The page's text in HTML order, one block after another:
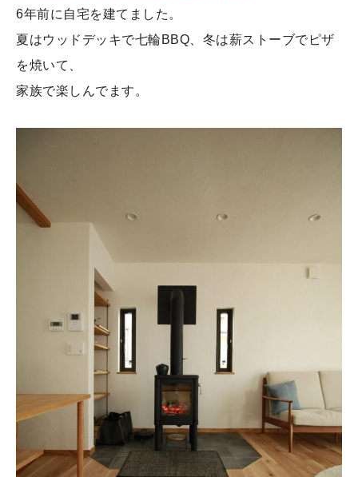
6年前に自宅を建てました。
夏はウッドデッキで七輪BBQ、冬は薪ストーブでピザ
を焼いて、
家族で楽しんでます。